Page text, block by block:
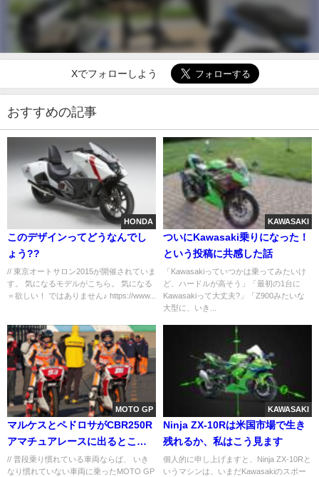
Xでフォローしよう
おすすめの記事
HONDA
このデザインってどうなんでし
ょう??
// 東京オートサロン2015が開催されていま
す。 気になるモデルがこちら。 気になる
＝欲しい！ ではありません♪ https://www...
KAWASAKI
ついにKawasaki乗りになった！
という投稿に共感した話
「Kawasakiっていつかは乗ってみたいけ
ど、ハードルが高そう」「最初の1台に
Kawasakiって大丈夫?」「Z900みたいな
大型に、いき...
MOTO GP
マルケスとペドロサがCBR250R
アマチュアレースに出るとこー
なる。
// 普段乗り慣れている車両ならば、 いき
なり慣れていない車両に乗ったMOTO GP
KAWASAKI
Ninja ZX-10Rは米国市場で生き
残れるか、私はこう見ます
個人的に申し上げますと、Ninja ZX-10Rと
いうマシンは、いまだKawasakiのスポー